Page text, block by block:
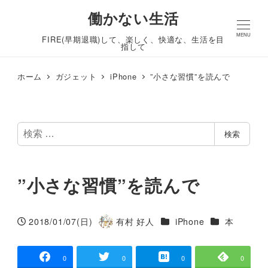
働かない生活
FIRE(早期退職)して、楽しく、快適な、生活を目
指して
MENU
ホーム ガジェット iPhone ”小さな習慣”を読んで
検
索
検索
”小さな習慣”を読んで
投稿日
2018/01/07(日)
著
有村 好人 カテゴリー
iPhone カテゴリー
本
0 0 0 0